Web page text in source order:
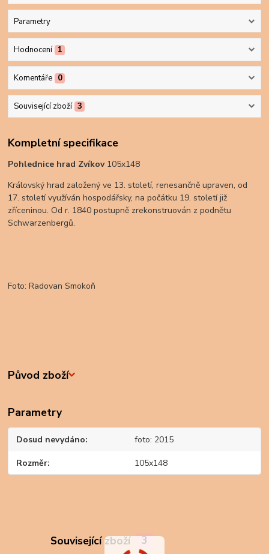
Parametry
Hodnocení 1
Komentáře 0
Související zboží 3
Kompletní specifikace
Pohlednice hrad Zvíkov105x148
Královský hrad založený ve 13. století, renesančně upraven, od
17. století využíván hospodářsky, na počátku 19. století již
zříceninou. Od r. 1840 postupně zrekonstruován z podnětu
Schwarzenbergů.
Foto: Radovan Smokoň
Původ zboží
Parametry
Dosud nevydáno foto: 2015
Rozměr 105x148
Související zboží 3